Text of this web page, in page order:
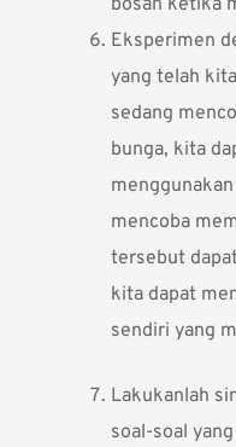
bosan ketika
Eksperimen
yang telah
sedang
bunga, kita
mencoba
tersebut
kita dapat
sendiri yang
Lakukanlah
soal-soal